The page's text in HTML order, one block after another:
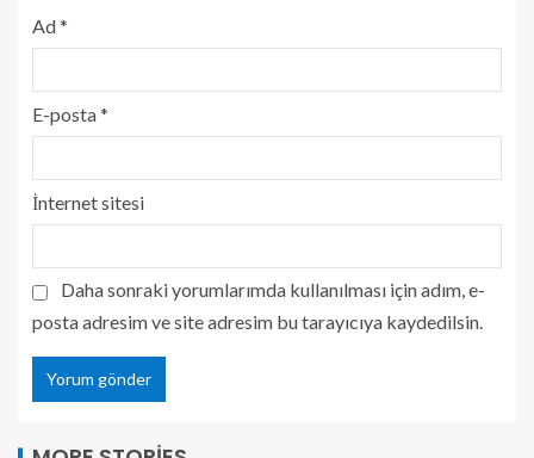
Ad*
E-posta*
İnternet sitesi
Daha sonraki yorumlarımda kullanılması için adım, e-
posta adresim ve site adresim bu tarayıcıya kaydedilsin.